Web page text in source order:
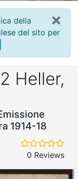
della
del sito per
Heller,
1914-18
0 Reviews